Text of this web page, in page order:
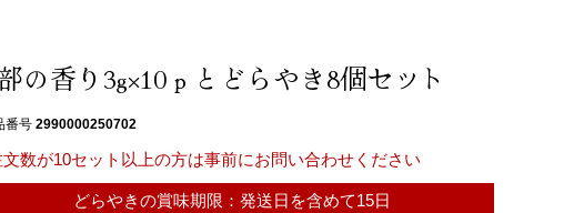
の香り3g×10ｐとどらやき8個セット
番号 2990000250702
数が10セット以上の方は事前にお問い合わせください
どらやきの賞味期限：発送日を含めて15日